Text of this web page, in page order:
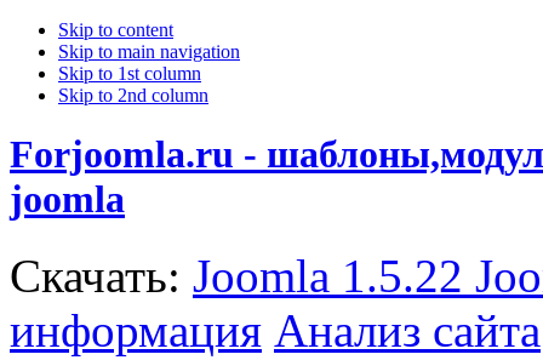
Skip to content
Skip to main navigation
Skip to 1st column
Skip to 2nd column
Forjoomla.ru -
joomla
Скачать: Joomla 1.5.22
информация Анализ сайта